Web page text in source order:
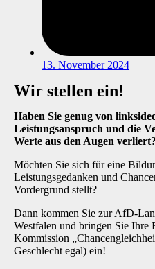
13. November 2024
Wir stellen ein!
Haben Sie genug von
Leistungsanspruch und die
Werte aus den Augen verliert?
Möchten Sie sich für eine
Leistungsgedanken und
Vordergrund stellt?
Dann kommen Sie zur AfD-
Westfalen und bringen Sie Ihre
Kommission
Geschlecht egal) ein!